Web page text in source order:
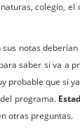
colegio,
notas
saber si va a
probable que si
programa.
otras preguntas.